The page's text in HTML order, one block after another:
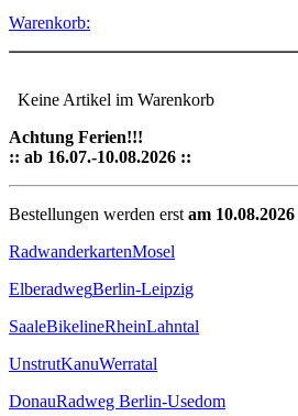
Warenkorb:
Keine Artikel im Warenkorb
Achtung Ferien!!!
:: ab 16.07.-10.08.2026 ::
Bestellungen werden erst am 10.08.2026
RadwanderkartenMosel
ElberadwegBerlin-Leipzig
SaaleBikelineRheinLahntal
UnstrutKanuWerratal
DonauRadweg Berlin-Usedom